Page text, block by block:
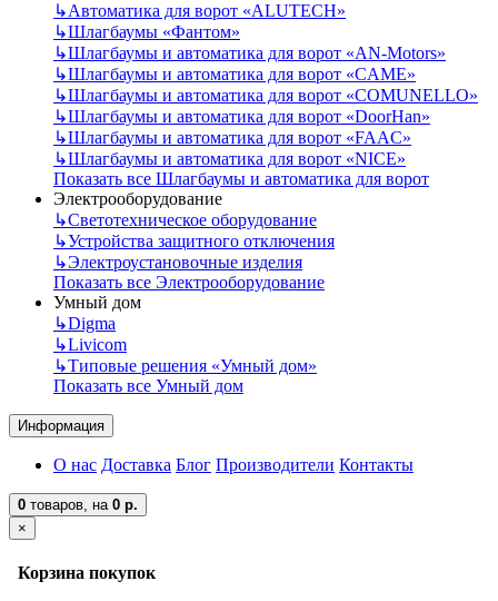
↳Автоматика для ворот «ALUTECH»
↳Шлагбаумы «Фантом»
↳Шлагбаумы и автоматика для ворот «AN-Motors»
↳Шлагбаумы и автоматика для ворот «CAME»
↳Шлагбаумы и автоматика для ворот «COMUNELLO»
↳Шлагбаумы и автоматика для ворот «DoorHan»
↳Шлагбаумы и автоматика для ворот «FAAC»
↳Шлагбаумы и автоматика для ворот «NICE»
Показать все Шлагбаумы и автоматика для ворот
Электрооборудование
↳Светотехническое оборудование
↳Устройства защитного отключения
↳Электроустановочные изделия
Показать все Электрооборудование
Умный дом
↳Digma
↳Livicom
↳Типовые решения «Умный дом»
Показать все Умный дом
Информация
О нас Доставка Блог Производители Контакты
0 товаров, на 0 р.
×
Корзина покупок